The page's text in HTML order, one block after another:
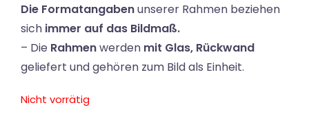
Die Formatangabenunserer Rahmen beziehen
sich immer auf das Bildmaß.
– Die Rahmenwerden mit Glas, Rückwand
geliefert und gehören zum Bild als Einheit.
Nicht vorrätig